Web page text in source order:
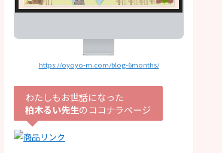
https://oyoyo-m.com/blog-6months/
わたしもお世話になった
柏木るい先生のココナラページ